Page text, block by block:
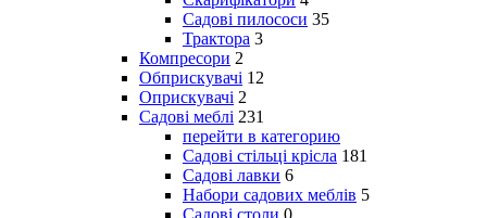
Садові пилососи 35
Трактора 3
Компресори 2
Обприскувачі 12
Оприскувачі 2
Садові меблі 231
перейти в категорию
Садові стільці крісла 181
Садові лавки 6
Набори садових меблів 5
Садові столи 0